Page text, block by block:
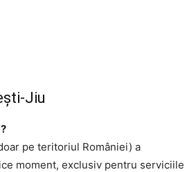
Jiu
pe teritoriul României) a
moment, exclusiv pentru serviciile